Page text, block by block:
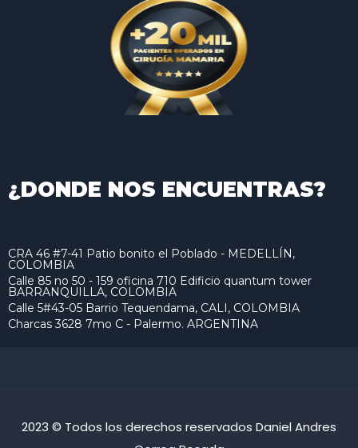
¿DONDE NOS ENCUENTRAS?
CRA 46 #7-41 Patio bonito el Poblado - MEDELLÍN,
COLOMBIA
Calle 85 no 50 - 159 oficina 710 Edificio quantum tower
BARRANQUILLA, COLOMBIA
Calle 5#43-05 Barrio Tequendama, CALI, COLOMBIA
Charcas 3628 7mo C - Palermo. ARGENTINA
2023 © Todos los derechos reservados Daniel Andres